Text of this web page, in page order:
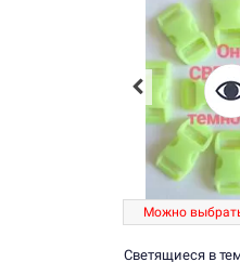
Можно
Светящиеся в